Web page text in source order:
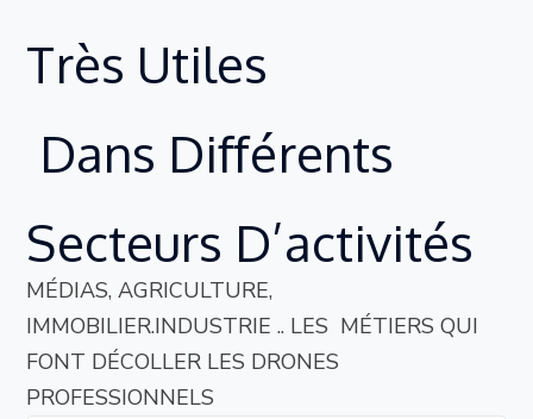
Très Utiles
Dans Différents
Secteurs D’activités
MÉDIAS, AGRICULTURE,
IMMOBILIER.INDUSTRIE .. LES MÉTIERS QUI
FONT DÉCOLLER LES DRONES
PROFESSIONNELS